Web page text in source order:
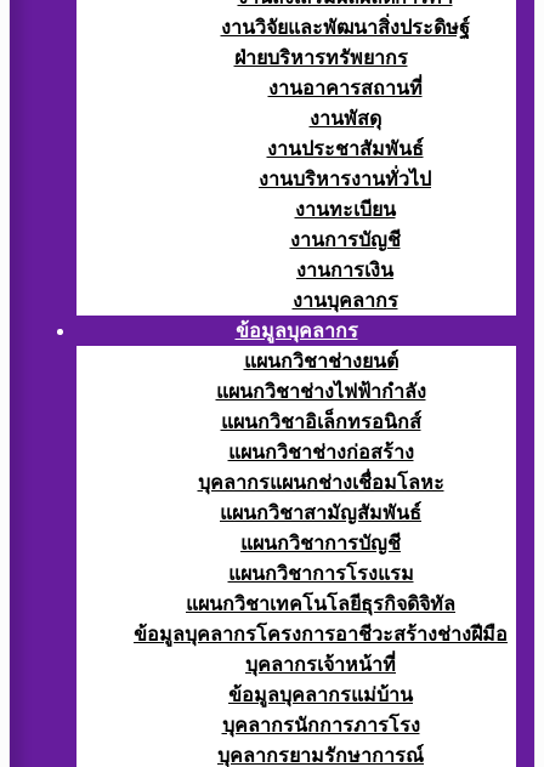
งานวิจัยและพัฒนาสิ่งประดิษฐ์
ฝ่ายบริหารทรัพยากร
งานอาคารสถานที่
งานพัสดุ
งานประชาสัมพันธ์
งานบริหารงานทั่วไป
งานทะเบียน
งานการบัญชี
งานการเงิน
งานบุคลากร
ข้อมูลบุคลากร
แผนกวิชาช่างยนต์
แผนกวิชาช่างไฟฟ้ากำลัง
แผนกวิชาอิเล็กทรอนิกส์
แผนกวิชาช่างก่อสร้าง
บุคลากรแผนกช่างเชื่อมโลหะ
แผนกวิชาสามัญสัมพันธ์
แผนกวิชาการบัญชี
แผนกวิชาการโรงแรม
แผนกวิชาเทคโนโลยีธุรกิจดิจิทัล
ข้อมูลบุคลากรโครงการอาชีวะสร้างช่างฝีมือ
บุคลากรเจ้าหน้าที่
ข้อมูลบุคลากรแม่บ้าน
บุคลากรนักการภารโรง
บุคลากรยามรักษาการณ์